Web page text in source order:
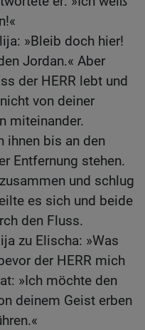
»Bleib doch hier!
Jordan.« Aber
der HERR lebt und
von deiner
miteinander.
ihnen bis an den
Entfernung stehen.
und schlug
es sich und beide
den Fluss.
zu Elischa: »Was
der HERR mich
»Ich möchte den
deinem Geist erben